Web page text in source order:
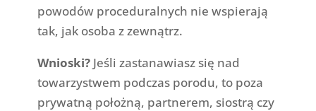
powodów proceduralnych nie wspierają
tak, jak osoba z zewnątrz.
Wnioski? Jeśli zastanawiasz się nad
towarzystwem podczas porodu, to poza
prywatną położną, partnerem, siostrą czy